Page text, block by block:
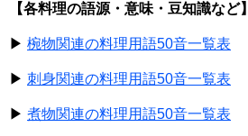
【各料理の語源・意味・豆知識など】
▶ 椀物関連の料理用語50音一覧表
▶ 刺身関連の料理用語50音一覧表
▶ 煮物関連の料理用語50音一覧表